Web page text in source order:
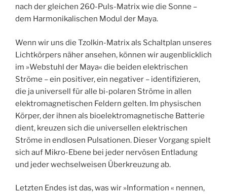
nach der gleichen 260-Puls-Matrix wie die Sonne –
dem Harmonikalischen Modul der Maya.
Wenn wir uns die Tzolkin-Matrix als Schaltplan unseres
Lichtkörpers näher ansehen, können wir augenblicklich
im »Webstuhl der Maya« die beiden elektrischen
Ströme – ein positiver, ein negativer – identifizieren,
die ja universell für alle bi-polaren Ströme in allen
elektromagnetischen Feldern gelten. Im physischen
Körper, der ihnen als bioelektromagnetische Batterie
dient, kreuzen sich die universellen elektrischen
Ströme in endlosen Pulsationen. Dieser Vorgang spielt
sich auf Mikro-Ebene bei jeder nervösen Entladung
und jeder wechselweisen Überkreuzung ab.
Letzten Endes ist das, was wir »Information « nennen,